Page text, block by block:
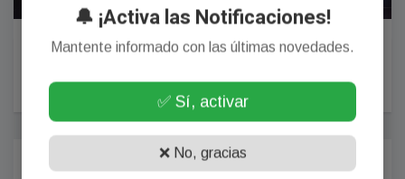
China presenta el primer robot humanoide realista
26 Julio, 2026
🔔 ¡Activa las Notificaciones!
Mantente informado con las últimas novedades.
✅ Sí, activar
❌ No, gracias